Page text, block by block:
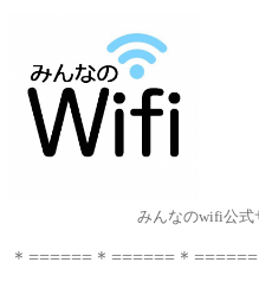
みんなのwifi公式
＊======＊======＊